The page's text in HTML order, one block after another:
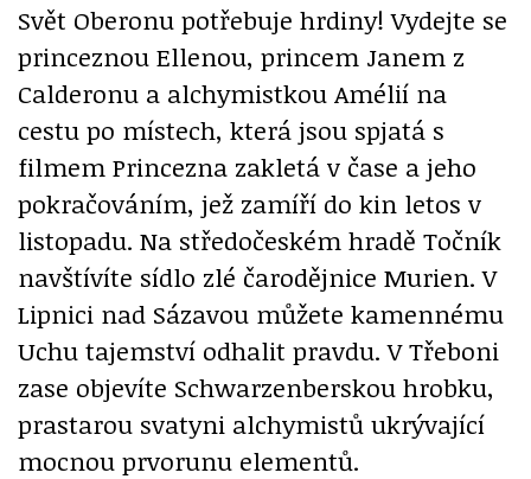
Svět Oberonu potřebuje hrdiny! Vydejte se
princeznou Ellenou, princem Janem z
Calderonu a alchymistkou Amélií na
cestu po místech, která jsou spjatá s
filmem Princezna zakletá v čase a jeho
pokračováním, jež zamíří do kin letos v
listopadu. Na středočeském hradě Točník
navštívíte sídlo zlé čarodějnice Murien. V
Lipnici nad Sázavou můžete kamennému
Uchu tajemství odhalit pravdu. V Třeboni
zase objevíte Schwarzenberskou hrobku,
prastarou svatyni alchymistů ukrývající
mocnou prvorunu elementů.